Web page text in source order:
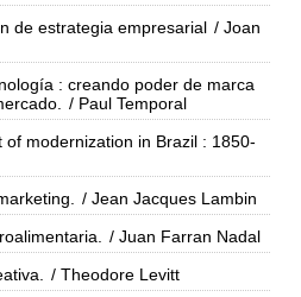
de estrategia empresarial / Joan
: creando poder de marca
/ Paul Temporal
of modernization in Brazil : 1850-
/ Jean Jacques Lambin
/ Juan Farran Nadal
/ Theodore Levitt